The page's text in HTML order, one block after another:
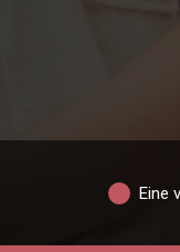
Eine